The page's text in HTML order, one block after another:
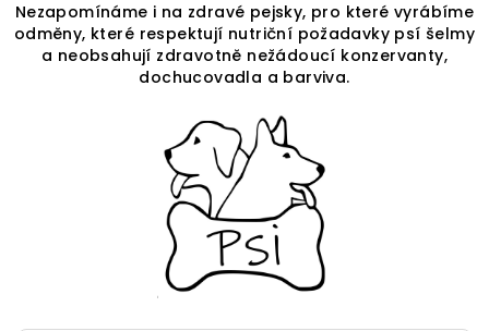
Nezapomínáme i na zdravé pejsky, pro které vyrábíme
odměny, které respektují nutriční požadavky psí šelmy
a neobsahují zdravotně nežádoucí konzervanty,
dochucovadla a barviva.